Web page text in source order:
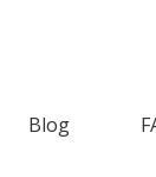
Blog